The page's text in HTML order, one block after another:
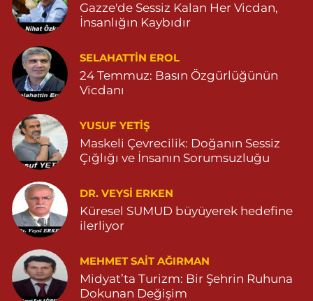
Zeytinpınar Mahallesi, Roj Caddesi No:11 Derik Mardin
0 (482) 251 30 06
Çınarbaş Eczanesi
Bahçebaşı Mahallesi, Hanse Hatun Caddesi No:120 C Yeşilli
Mardin
0 (482) 591 10 15 Yol Tarifi Al
Şahin Eczanesi
Kaplan Mahallesi, Mardin Caddesi No:25 C Savur Mardin
0 (555) 151 49 05 Yol Tarifi Al
Özdemir Eczanesi
Yeni Mahalle, 3086.Sokak No:4 3 Ömerli Mardin
0 (482) 541 31 21
Gazze'de Sessiz Kalan Her Vicdan,
İnsanlığın Kaybıdır
SELAHATTIN EROL
24 Temmuz: Basın Özgürlüğünün
Vicdanı
YUSUF YETİŞ
Maskeli Çevrecilik: Doğanın Sessiz
Çığlığı ve İnsanın Sorumsuzluğu
DR. VEYSI ERKEN
Küresel SUMUD büyüyerek hedefine
ilerliyor
MEHMET SAIT AĞIRMAN
Midyat’ta Turizm: Bir Şehrin Ruhuna
Dokunan Değişim